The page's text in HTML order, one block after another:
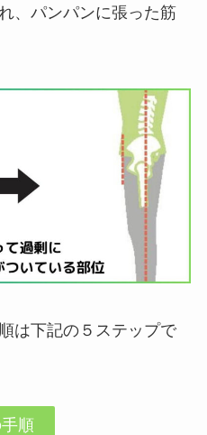
、パンパンに張った筋
は下記の５ステップで
順